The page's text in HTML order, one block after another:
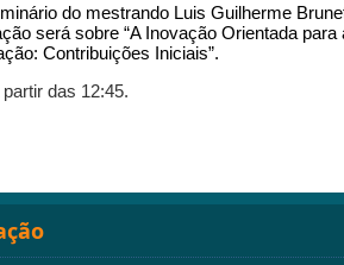
do mestrando Luis Guilherme
será sobre “A Inovação Orientada para
Contribuições Iniciais”.
das 12:45.